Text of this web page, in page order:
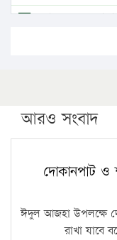
এবার লঞ্চের
পিএইচডি করছেন
সারা দেশে
কঠোর হচ্ছে
ফরিদগঞ্জে আগুনে
আরও সংবাদ
দোকানপাট ও
ঈদুল আজহা উপলক্ষে
রাখা যাবে